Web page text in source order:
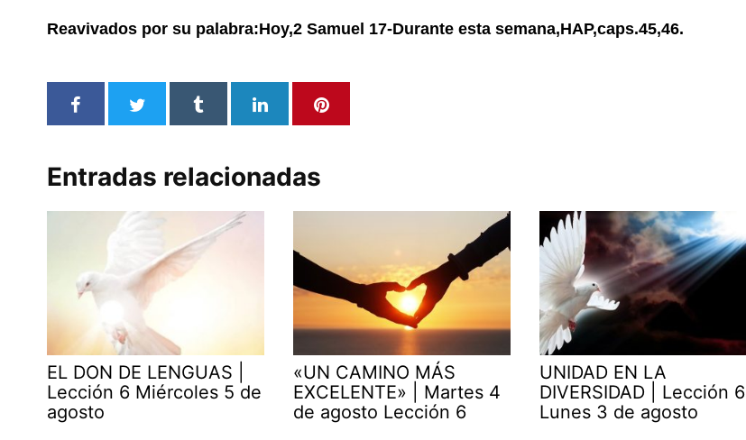
Reavivados por su palabra:Hoy,2 Samuel 17-Durante esta semana,HAP,caps.45,46.
Entradas relacionadas
EL DON DE LENGUAS |
Lección 6 Miércoles 5 de
agosto
«UN CAMINO MÁS
EXCELENTE» | Martes 4
de agosto Lección 6
UNIDAD EN LA
DIVERSIDAD | Lección 6
Lunes 3 de agosto